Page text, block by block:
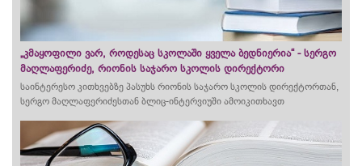
„კმაყოფილი ვარ, როდესაც სკოლაში ყველა ბედნიერია“ - სერგო
მაღლაფერიძე, რიონის საჯარო სკოლის დირექტორი
საინტერესო კითხვებზე პასუხს რიონის საჯარო სკოლის დირექტორთან,
სერგო მაღლაფერიძესთან ბლიც-ინტერვიუში ამოიკითხავთ